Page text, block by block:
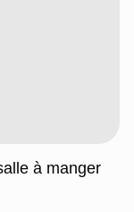
à manger